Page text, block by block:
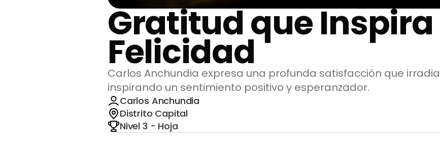
Gratitud que Inspira
Felicidad
Carlos Anchundia expresa una profunda satisfacción que
inspirando un sentimiento positivo y esperanzador.
Carlos Anchundia
Distrito Capital
Nivel 3 - Hoja